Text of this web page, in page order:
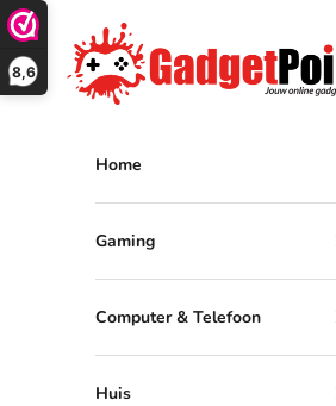
8,6
Naar inhoud
Gadgetpoint
Home
Gaming
Computer & Telefoon
Huis